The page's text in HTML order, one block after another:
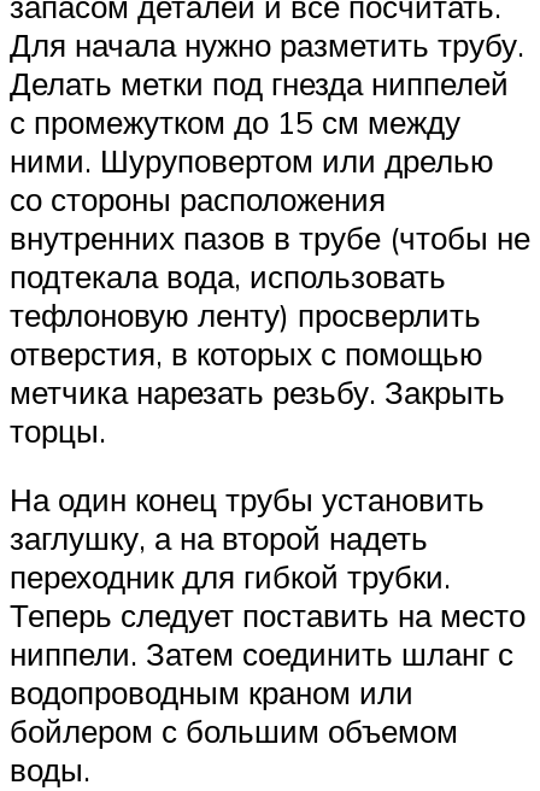
Для начала нужно разметить трубу.
Делать метки под гнезда ниппелей
с промежутком до 15 см между
ними. Шуруповертом или дрелью
со стороны расположения
внутренних пазов в трубе (чтобы не
подтекала вода, использовать
тефлоновую ленту) просверлить
отверстия, в которых с помощью
метчика нарезать резьбу. Закрыть
торцы.
На один конец трубы установить
заглушку, а на второй надеть
переходник для гибкой трубки.
Теперь следует поставить на место
ниппели. Затем соединить шланг с
водопроводным краном или
бойлером с большим объемом
воды.